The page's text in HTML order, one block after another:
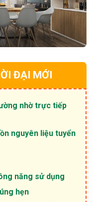
ĐẠI MỚI
nhờ trực tiếp
nguyên liệu tuyển
năng sử dụng
hẹn